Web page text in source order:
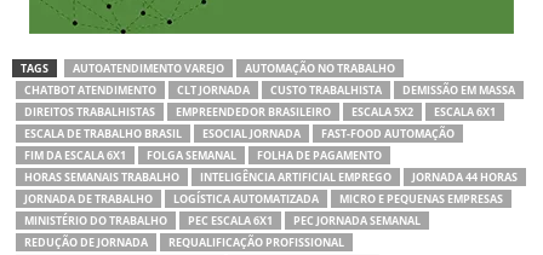
TAGS AUTOATENDIMENTO VAREJO
AUTOMAÇÃO NO TRABALHO
CHATBOT ATENDIMENTO
CLT JORNADA CUSTO TRABALHISTA
DEMISSÃO EM MASSA
DIREITOS TRABALHISTAS
EMPREENDEDOR BRASILEIRO ESCALA 5X2
ESCALA 6X1
ESCALA DE TRABALHO BRASIL
ESOCIAL JORNADA
FAST-FOOD AUTOMAÇÃO
FIM DA ESCALA 6X1
FOLGA SEMANAL
FOLHA DE PAGAMENTO
HORAS SEMANAIS TRABALHO
INTELIGÊNCIA ARTIFICIAL EMPREGO
JORNADA 44 HORAS
JORNADA DE TRABALHO
LOGÍSTICA AUTOMATIZADA
MICRO E PEQUENAS EMPRESAS
MINISTÉRIO DO TRABALHO
PEC ESCALA 6X1
PEC JORNADA SEMANAL
REDUÇÃO DE JORNADA
REQUALIFICAÇÃO PROFISSIONAL